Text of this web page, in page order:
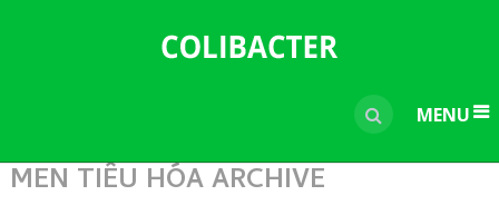
MENU
MEN TIÊU HÓA ARCHIVE